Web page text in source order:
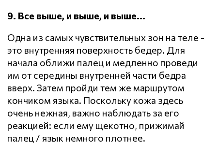
9. Все выше, и выше, и выше...
Одна из самых чувствительных зон на теле -
это внутренняя поверхность бедер. Для
начала оближи палец и медленно проведи
им от середины внутренней части бедра
вверх. Затем пройди тем же маршрутом
кончиком языка. Поскольку кожа здесь
очень нежная, важно наблюдать за его
реакцией: если ему щекотно, прижимай
палец / язык немного плотнее.